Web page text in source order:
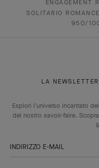
ENGAGEMENT
SOLITARIO
950/
LA
Esplori l’universo incantato
del nostro savoir-faire.
INDIRIZZO E-MAIL